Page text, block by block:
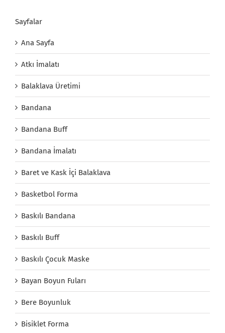
Sayfalar
Ana Sayfa
Atkı İmalatı
Balaklava Üretimi
Bandana
Bandana Buff
Bandana İmalatı
Baret ve Kask İçi Balaklava
Basketbol Forma
Baskılı Bandana
Baskılı Buff
Baskılı Çocuk Maske
Bayan Boyun Fuları
Bere Boyunluk
Bisiklet Forma